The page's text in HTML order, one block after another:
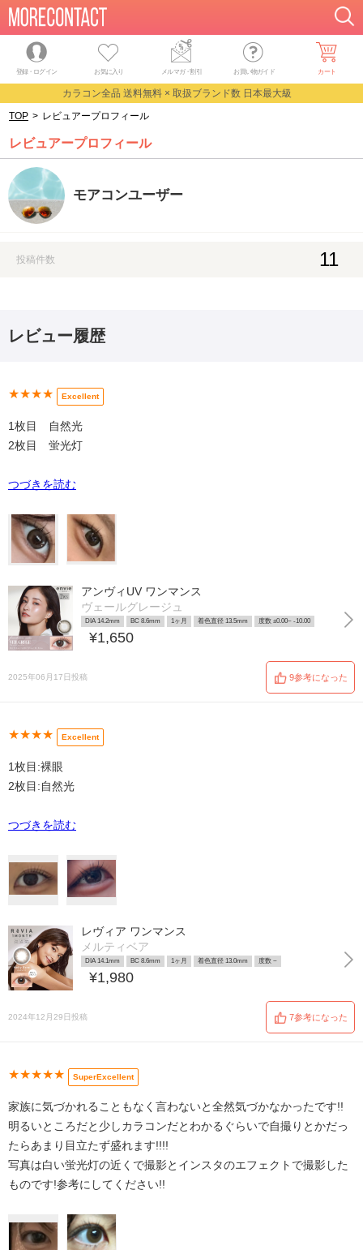
登録・ログイン お気に入り メルマガ・割引 お買い物ガイド カート
カラコン全品 送料無料 × 取扱ブランド数 日本最大級
TOP > レビュアープロフィール
レビュアープロフィール
モアコンユーザー
投稿件数 11
レビュー履歴
★★★★ Excellent
1枚目 自然光
2枚目 蛍光灯
つづきを読む
アンヴィUV ワンマンス
ヴェールグレージュ
DIA 14.2mm BC 8.6mm 1ヶ月 着色直径 13.5mm 度数 ±0.00~ -10.00
¥1,650
2025年06月17日投稿 9参考になった
★★★★ Excellent
1枚目:裸眼
2枚目:自然光
つづきを読む
レヴィア ワンマンス
メルティベア
DIA 14.1mm BC 8.6mm 1ヶ月 着色直径 13.0mm 度数 ~
¥1,980
2024年12月29日投稿 7参考になった
★★★★★ SuperExcellent
家族に気づかれることもなく言わないと全然気づかなかったです!!
明るいところだと少しカラコンだとわかるぐらいで自撮りとかだっ
たらあまり目立たず盛れます!!!!
写真は白い蛍光灯の近くで撮影とインスタのエフェクトで撮影した
ものです!参考にしてください!!